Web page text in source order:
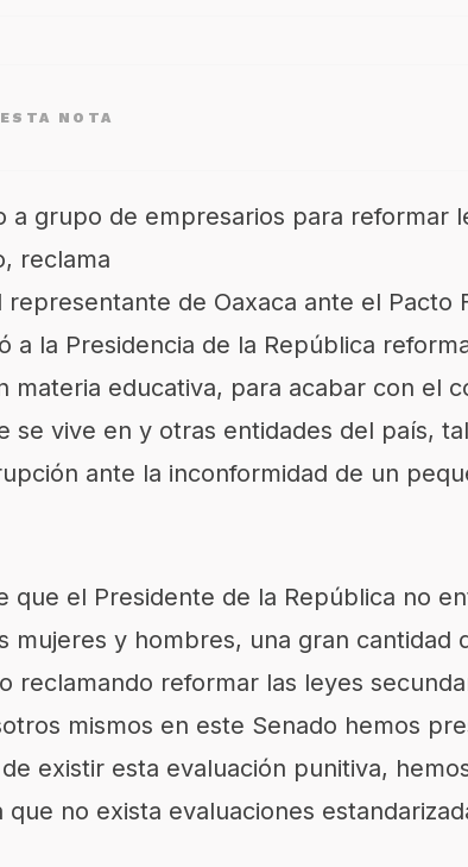
NOTA
a grupo de empresarios para reformar
reclama
representante de Oaxaca ante el Pacto
a la Presidencia de la República
materia educativa, para acabar con el
se vive en y otras entidades del país,
ante la inconformidad de un
que el Presidente de la República no
mujeres y hombres, una gran cantidad
reclamando reformar las leyes
mismos en este Senado hemos
existir esta evaluación punitiva,
que no exista evaluaciones